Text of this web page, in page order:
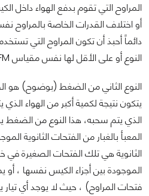
المراوح التي تقوم بدفع الهواء داخل
أو اختلاف القدرات الخاصة بالمراوح
دائماً أحبذ أن تكون المراوح التي
النوع أو على الأقل لها نفس مقياس CFM).
النوع الثاني من الضغط (بوضوح) هو
يتكون نتيجة لكمية أكبر من الهواء
الذي يتم سحبه، هذا النوع من الضغط
المعبأ بالغبار من الفتحات الثانوية
الثانوية هي تلك الفتحات الصغيرة في
الموجودة بين أجزاء الكيس نفسها ، أو
فتحات المراوح) ، حيث لا يوجد أي تيار